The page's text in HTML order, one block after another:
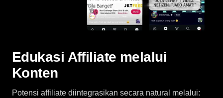
Edukasi Affiliate melalui
Konten
Potensi affiliate diintegrasikan secara natural melalui: